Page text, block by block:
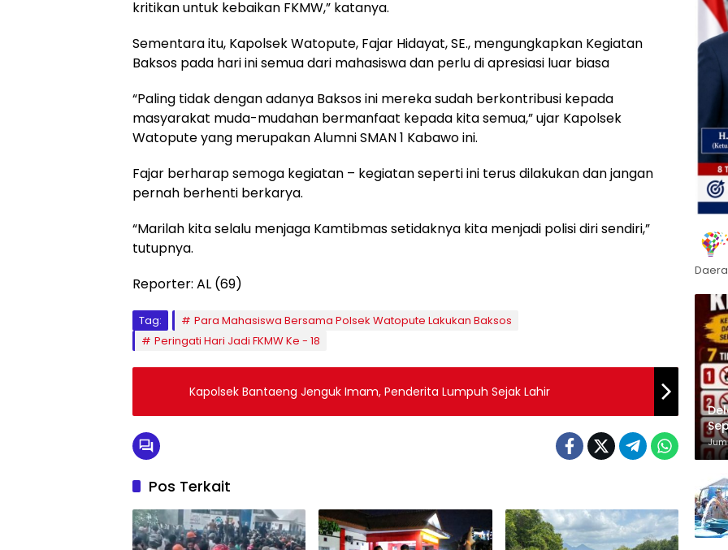
kritikan untuk kebaikan FKMW,” katanya.
Sementara itu, Kapolsek Watopute, Fajar Hidayat, SE., mengungkapkan Kegiatan
Baksos pada hari ini semua dari mahasiswa dan perlu di apresiasi luar biasa
“Paling tidak dengan adanya Baksos ini mereka sudah berkontribusi kepada
masyarakat muda-mudahan bermanfaat kepada kita semua,” ujar Kapolsek
Watopute yang merupakan Alumni SMAN 1 Kabawo ini.
Fajar berharap semoga kegiatan – kegiatan seperti ini terus dilakukan dan jangan
pernah berhenti berkarya.
“Marilah kita selalu menjaga Kamtibmas setidaknya kita menjadi polisi diri sendiri,”
tutupnya.
Reporter: AL (69)
Tag:
Para Mahasiswa Bersama Polsek Watopute Lakukan Baksos
Peringati Hari Jadi FKMW Ke - 18
Kapolsek Bantaeng Jenguk Imam, Penderita Lumpuh Sejak Lahir
Pos Terkait